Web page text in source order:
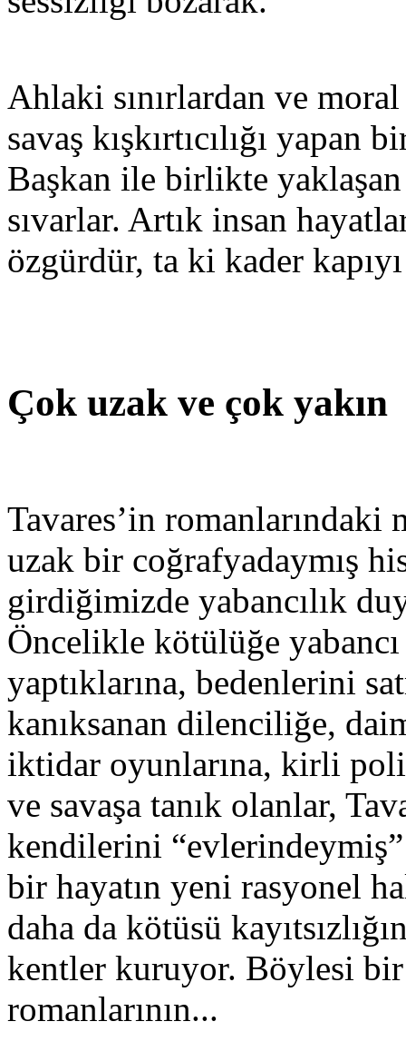
Ahlaki sınırlardan ve
savaş kışkırtıcılığı
Başkan ile birlikte
sıvarlar. Artık insan
özgürdür, ta ki kader
Çok uzak ve çok yakın
Tavares’in
uzak bir coğrafyadaymış
girdiğimizde yabancılık
Öncelikle kötülüğe
yaptıklarına, bedenlerini
kanıksanan dilenciliğe,
iktidar oyunlarına, kirli
ve savaşa tanık olanlar,
kendilerini
bir hayatın yeni rasyonel
daha da kötüsü
kentler kuruyor. Böylesi
romanlarının...